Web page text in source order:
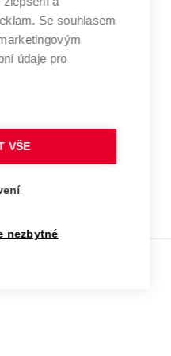
Brně
Se souhlasem
údaje pro
VŠE
nezbytné